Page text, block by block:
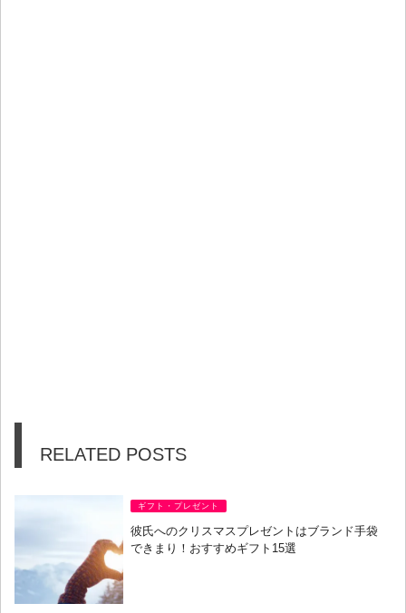
RELATED POSTS
ギフト・プレゼント
彼氏へのクリスマスプレゼントはブランド手袋
できまり！おすすめギフト15選